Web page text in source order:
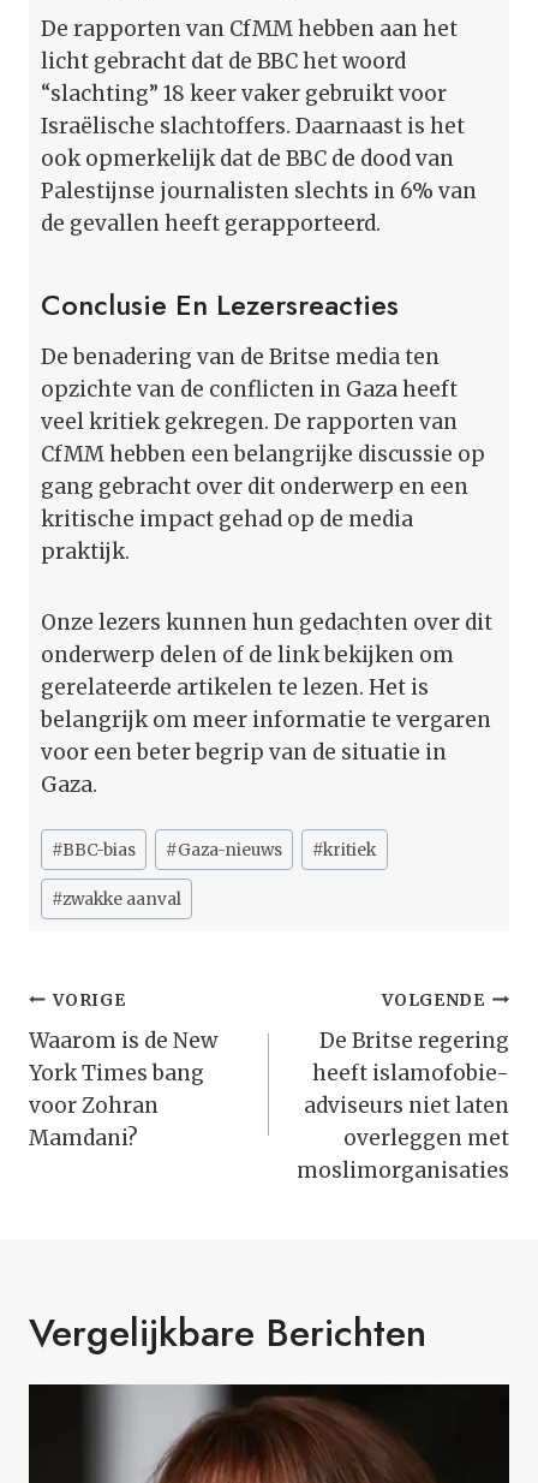
De rapporten van CfMM hebben aan het
licht gebracht dat de BBC het woord
“slachting” 18 keer vaker gebruikt voor
Israëlische slachtoffers. Daarnaast is het
ook opmerkelijk dat de BBC de dood van
Palestijnse journalisten slechts in 6% van
de gevallen heeft gerapporteerd.
Conclusie En Lezersreacties
De benadering van de Britse media ten
opzichte van de conflicten in Gaza heeft
veel kritiek gekregen. De rapporten van
CfMM hebben een belangrijke discussie op
gang gebracht over dit onderwerp en een
kritische impact gehad op de media
praktijk.
Onze lezers kunnen hun gedachten over dit
onderwerp delen of de link bekijken om
gerelateerde artikelen te lezen. Het is
belangrijk om meer informatie te vergaren
voor een beter begrip van de situatie in
Gaza.
Bericht
tags:
#BBC-bias #Gaza-nieuws #kritiek
#zwakke aanval
Bericht
Navigatie
VORIGE
Waarom is de New
York Times bang
voor Zohran
Mamdani?
VOLGENDE
De Britse regering
heeft islamofobie-
adviseurs niet laten
overleggen met
moslimorganisaties
Vergelijkbare Berichten